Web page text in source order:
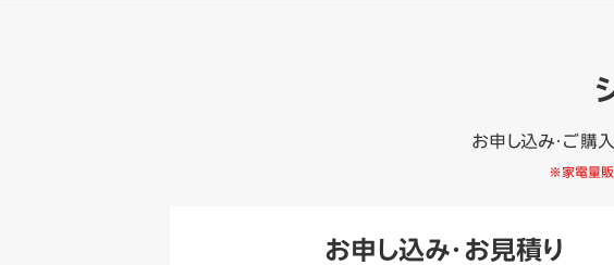
お申し込み・ご購
※家電量販
お申し込み・お見積り